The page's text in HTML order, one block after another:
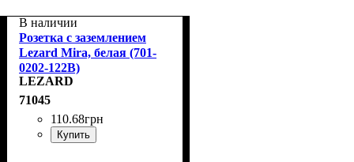
В наличии
Розетка с заземлением
Lezard Mira, белая (701-
0202-122B)
LEZARD
71045
110.68грн
Купить